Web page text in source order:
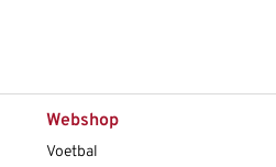
Webshop
Voetbal